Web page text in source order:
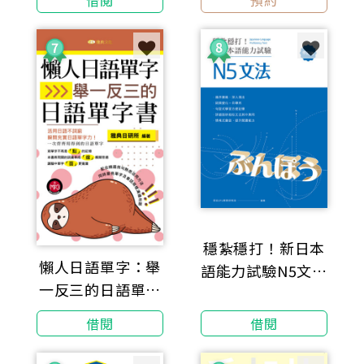
寫作大綱，取分重
點考前完全掌握
懶人日語單字：舉
一反三的日語單字
書
借閱
穩紮穩打！新日本
語能力試驗N5文法
借閱